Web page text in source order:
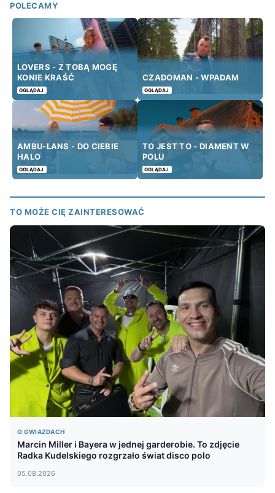
POLECAMY
LOVERS - Z TOBĄ MOGĘ
KONIE KRAŚĆ
OGLĄDAJ
CZADOMAN - WPADAM
OGLĄDAJ
AMBU-LANS - DO CIEBIE
HALO
OGLĄDAJ
TO JEST TO - DIAMENT W
POLU
OGLĄDAJ
TO MOŻE CIĘ ZAINTERESOWAĆ
O GWIAZDACH
Marcin Miller i Bayera w jednej garderobie. To zdjęcie
Radka Kudelskiego rozgrzało świat disco polo
05.08.2026